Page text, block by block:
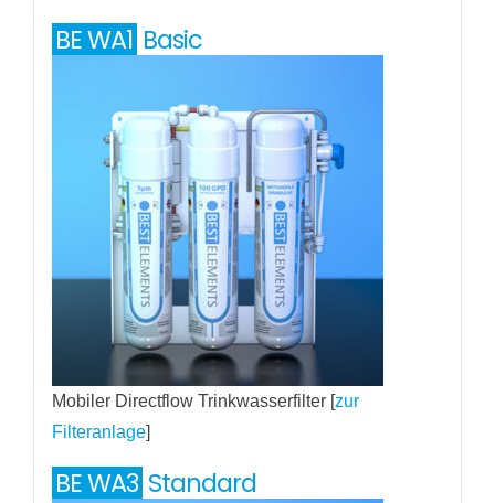
BE WA1 Basic
Mobiler Directflow Trinkwasserfilter [zur
Filteranlage]
BE WA3 Standard